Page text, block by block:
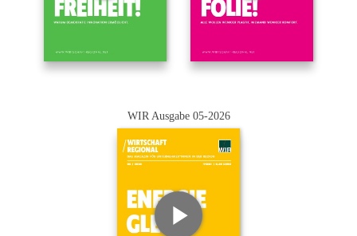
WIR Ausgabe 05-2026